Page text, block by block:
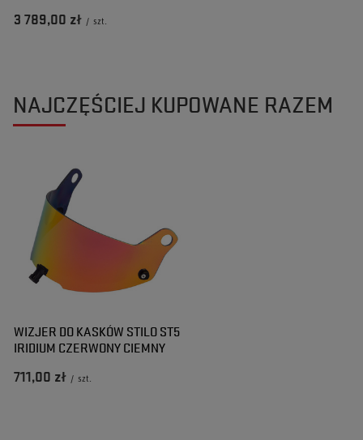
3 789,00 zł / szt.
NAJCZĘŚCIEJ KUPOWANE RAZEM
WIZJER DO KASKÓW STILO ST5
IRIDIUM CZERWONY CIEMNY
711,00 zł / szt.